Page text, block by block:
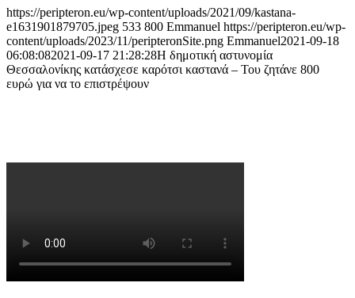
https://peripteron.eu/wp-content/uploads/2021/09/kastana-
e1631901879705.jpeg 533 800 Emmanuel https://peripteron.eu/wp-
content/uploads/2023/11/peripteronSite.png Emmanuel2021-09-18
06:08:082021-09-17 21:28:28Η δημοτική αστυνομία
Θεσσαλονίκης κατάσχεσε καρότσι καστανά – Του ζητάνε 800
ευρώ για να το επιστρέψουν